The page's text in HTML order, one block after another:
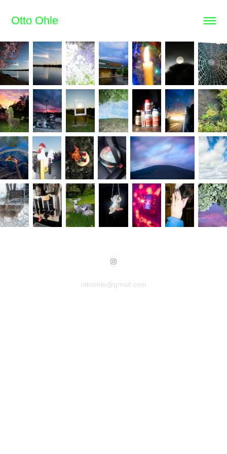
Otto Ohle
ottoohle@gmail.com